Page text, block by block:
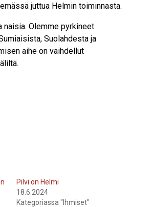
juttua Helmin toiminnasta.
naisia. Olemme pyrkineet
Suolahdesta ja
aihe on vaihdellut
Pilvi on Helmi
18.6.2024
Kategoriassa "Ihmiset"